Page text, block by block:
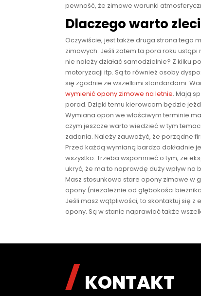
pewność, że zimowe warunki
Dlaczego warto
Oczywiście, jest także druga strona tego
zimowych. Jeśli zatem ta pora roku
nie należy działać samodzielnie? Z kilku
motoryzacji itp. Są to również osoby
się zgodnie ze wszelkimi standardami.
wymienić opony zimowe na letnie. Mają
porad. Dzięki temu kierowcom będzie
Wymiana opon we właściwym terminie
czym jeszcze warto wiedzieć w tym
zadania. Należy zauważyć, że porządne
Przed każdą wymianą bardzo dokładnie
wszystko. Trzeba wspomnieć o tym, że
ukryć, że ma to naprawdę duży wpływ
Masz stosunkowo stare opony zimowe w
opony (niezależnie od głębokości
Jeśli masz wątpliwości, to skontaktuj się
opony. Są w stanie naprawiać także
KONTAKT